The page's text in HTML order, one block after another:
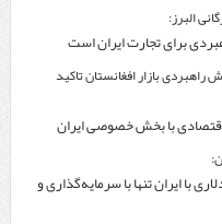
البرز:
برای تجارت ایران است
بازار افغانستان تاکید
با بخش خصوصی ایران
۱۰ میلیارد دلاری با ایران تنها با سرمایه‌گذاری و